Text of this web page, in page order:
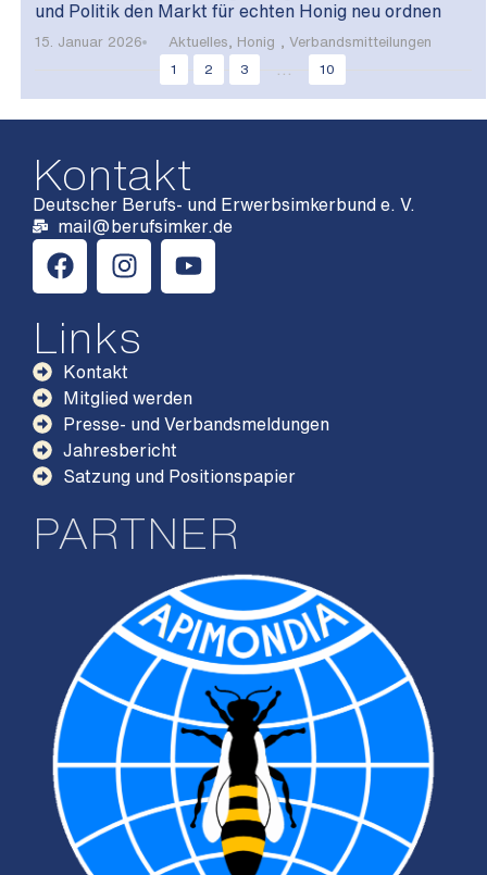
und Politik den Markt für echten Honig neu ordnen
15. Januar 2026 Aktuelles Honig
Verbandsmitteilungen
1
2 3 10
Kontakt
Deutscher Berufs- und Erwerbsimkerbund e. V.
mail@berufsimker.de
Links
Kontakt
Mitglied werden
Presse- und Verbandsmeldungen
Jahresbericht
Satzung und Positionspapier
PARTNER